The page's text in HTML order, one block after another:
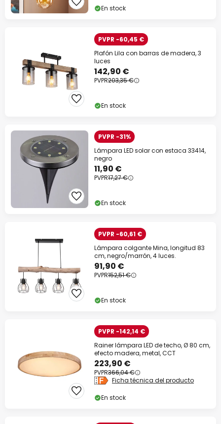
En stock
PVPR -60,45 €
Plafón Lila con barras de madera, 3
luces
142,90 €
PVPR203,35 €
En stock
PVPR -31%
Lámpara LED solar con estaca 33414,
negro
11,90 €
PVPR17,27 €
En stock
PVPR -60,61 €
Lámpara colgante Mina, longitud 83
cm, negro/marrón, 4 luces.
91,90 €
PVPR152,51 €
En stock
PVPR -142,14 €
Rainer lámpara LED de techo, Ø 80 cm,
efecto madera, metal, CCT
223,90 €
PVPR366,04 €
Ficha técnica del producto
En stock